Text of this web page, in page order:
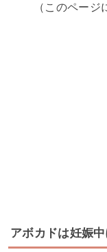
（このページ
アボカドは妊娠